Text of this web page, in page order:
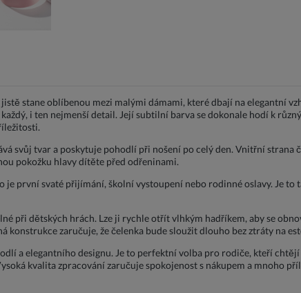
stane oblíbenou mezi malými dámami, které dbají na elegantní
i ten nejmenší detail. Její subtilní barva se dokonale hodí k
svůj tvar a poskytuje pohodlí při nošení po celý den. Vnitřní strana
pokožku hlavy dítěte před odřeninami.
první svaté přijímání, školní vystoupení nebo rodinné oslavy. Je to
při dětských hrách. Lze ji rychle otřít vlhkým hadříkem, aby se
konstrukce zaručuje, že čelenka bude sloužit dlouho bez ztráty na
a elegantního designu. Je to perfektní volba pro rodiče, kteří
kvalita zpracování zaručuje spokojenost s nákupem a mnoho